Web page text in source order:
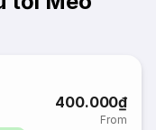
400.000₫
From